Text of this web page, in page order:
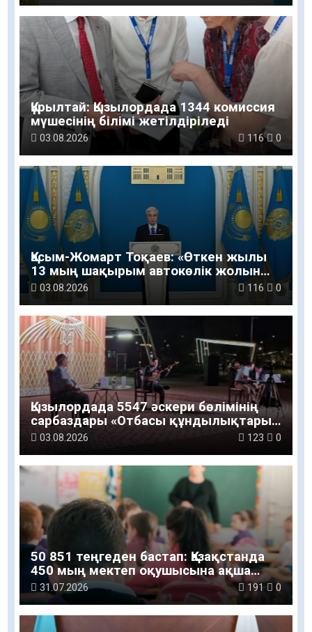
Құрылтай: Қызылордада 1344 комиссия
мүшесінің білімі жетілдіріледі
03.08.2026 116 0
Қасым-Жомарт Тоқаев: «Өткен жылы
13 мың шақырым автокөлік жолын
салу және жөндеу жұмысы
03.08.2026 116 0
Қызылордада 5547 әскери бөлімінің
сарбаздары «Отбасы құндылықтары
– ұлт болашағы» атты рухани-мәдени
03.08.2026 123 0
50 851 теңгеден бастап: Қазақстанда
450 мың мектеп оқушысына ақша
беріледі
31.07.2026 191 0